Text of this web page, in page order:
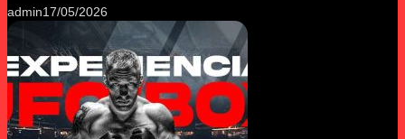
admin17/05/2026